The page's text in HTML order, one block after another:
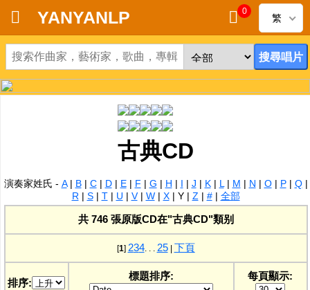
首頁
新到黑膠唱片
CD
清貨發燒零件
YANYANLP 0
繁
古典CD
演奏家姓氏 - A| B| C| D| E| F | G | H | I | J | K| L | M | N | O| P| Q|
R | S| T| U | V| W| X| Y| Z | #| 全部
共 746 張原版CD在"古典CD"類别
[1] 234. . . 25 下頁
排序:
標題排序: 每頁顯示: